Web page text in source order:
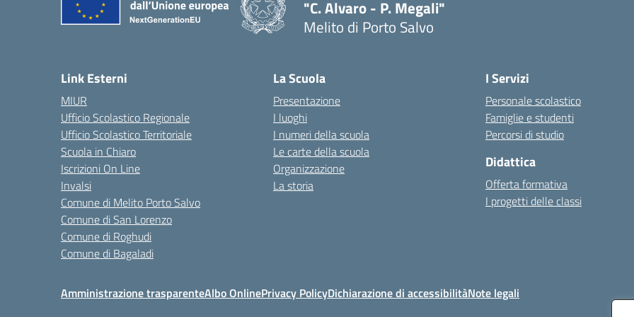
"C. Alvaro - P. Megali"
Melito di Porto Salvo
Link Esterni
MIUR
Ufficio Scolastico Regionale
Ufficio Scolastico Territoriale
Scuola in Chiaro
Iscrizioni On Line
Invalsi
Comune di Melito Porto Salvo
Comune di San Lorenzo
Comune di Roghudi
Comune di Bagaladi
La Scuola
Presentazione
I luoghi
I numeri della scuola
Le carte della scuola
Organizzazione
La storia
I Servizi
Personale scolastico
Famiglie e studenti
Percorsi di studio
Didattica
Offerta formativa
I progetti delle classi
Amministrazione trasparenteAlbo OnlinePrivacy PolicyDichiarazione di accessibilitàNote legali